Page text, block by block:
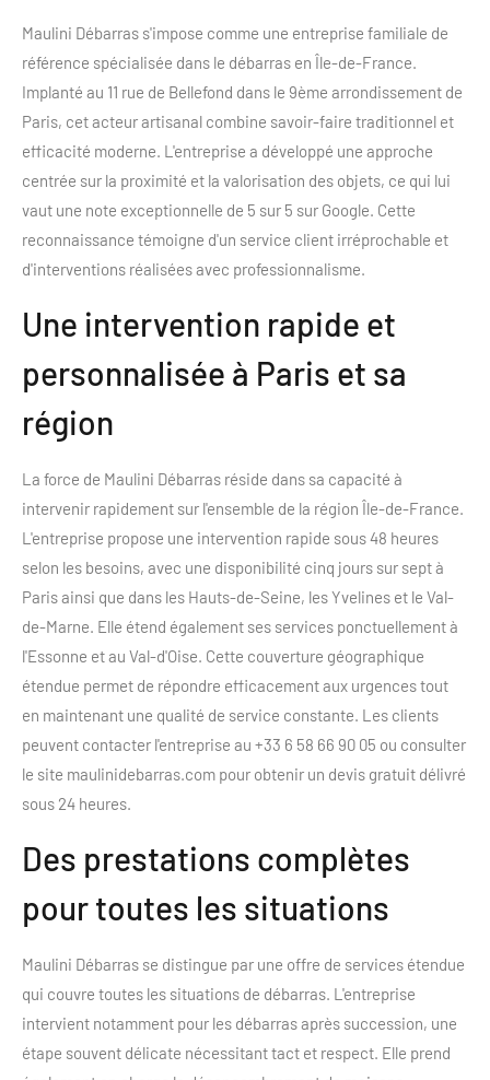
Maulini Débarras s'impose comme une entreprise familiale de
référence spécialisée dans le débarras en Île-de-France.
Implanté au 11 rue de Bellefond dans le 9ème arrondissement de
Paris, cet acteur artisanal combine savoir-faire traditionnel et
efficacité moderne. L'entreprise a développé une approche
centrée sur la proximité et la valorisation des objets, ce qui lui
vaut une note exceptionnelle de 5 sur 5 sur Google. Cette
reconnaissance témoigne d'un service client irréprochable et
d'interventions réalisées avec professionnalisme.
Une intervention rapide et
personnalisée à Paris et sa
région
La force de Maulini Débarras réside dans sa capacité à
intervenir rapidement sur l'ensemble de la région Île-de-France.
L'entreprise propose une intervention rapide sous 48 heures
selon les besoins, avec une disponibilité cinq jours sur sept à
Paris ainsi que dans les Hauts-de-Seine, les Yvelines et le Val-
de-Marne. Elle étend également ses services ponctuellement à
l'Essonne et au Val-d'Oise. Cette couverture géographique
étendue permet de répondre efficacement aux urgences tout
en maintenant une qualité de service constante. Les clients
peuvent contacter l'entreprise au +33 6 58 66 90 05 ou consulter
le site maulinidebarras.com pour obtenir un devis gratuit délivré
sous 24 heures.
Des prestations complètes
pour toutes les situations
Maulini Débarras se distingue par une offre de services étendue
qui couvre toutes les situations de débarras. L'entreprise
intervient notamment pour les débarras après succession, une
étape souvent délicate nécessitant tact et respect. Elle prend